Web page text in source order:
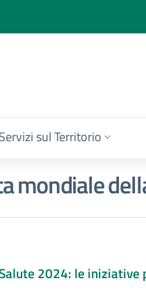
Servizi sul Territorio
mondiale
2024: le iniziative